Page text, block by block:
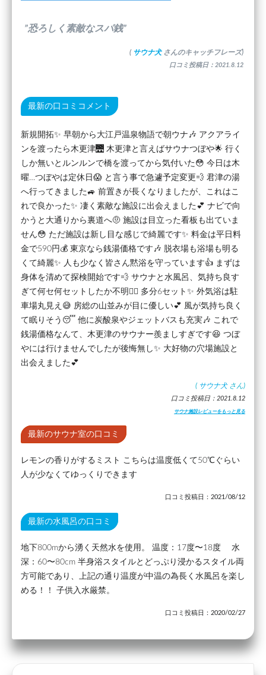
”恐ろしく素敵なスパ銭”
( サウナ犬 さんのキャッチフレーズ)
口コミ投稿日：2021.8.12
最新の口コミコメント
新規開拓✨ 早朝から大江戸温泉物語で朝ウナ🎶 アクアライ
ンを渡ったら木更津🌉 木更津と言えばサウナつぼや🌟 行く
しか無いとルンルンで橋を渡ってから気付いた😳 今日は木
曜…つぼやは定休日😱 と言う事で急遽予定変更💨 君津の湯
へ行ってきました🚙 前置きが長くなりましたが、これはこ
れで良かった✨ 凄く素敵な施設に出会えました💕 ナビで向
かうと大通りから裏道へ🤨 施設は目立った看板も出ていま
せん😳 ただ施設は新し目な感じで綺麗です✨ 料金は平日料
金で590円💰 東京なら銭湯価格です🎶 脱衣場も浴場も明る
くて綺麗✨ 人も少なく皆さん黙浴を守っています👍 まずは
身体を清めて探検開始です💨 サウナと水風呂、気持ち良す
ぎて何セ何セットしたか不明😵‍💫 多分6セット✨ 外気浴は駐
車場丸見え😅 房総の山並みが目に優しい💕 風が気持ち良く
て眠りそう😴 他に炭酸泉やジェットバスも充実🎶 これで
銭湯価格なんて、木更津のサウナー羨ましすぎです😆 つぼ
やには行けませんでしたが後悔無し✨ 大好物の穴場施設と
出会えました💕
( サウナ犬 さん)
口コミ投稿日：2021.8.12
サウナ施設レビューをもっと見る
最新のサウナ室の口コミ
レモンの香りがするミスト こちらは温度低くて50℃ぐらい
人が少なくてゆっくりできます
口コミ投稿日：2021/08/12
最新の水風呂の口コミ
地下800mから湧く天然水を使用。 温度：17度〜18度 水
深：60〜80cm 半身浴スタイルとどっぷり浸かるスタイル両
方可能であり、上記の通り温度が中温の為長く水風呂を楽し
める！！ 子供入水厳禁。
口コミ投稿日：2020/02/27